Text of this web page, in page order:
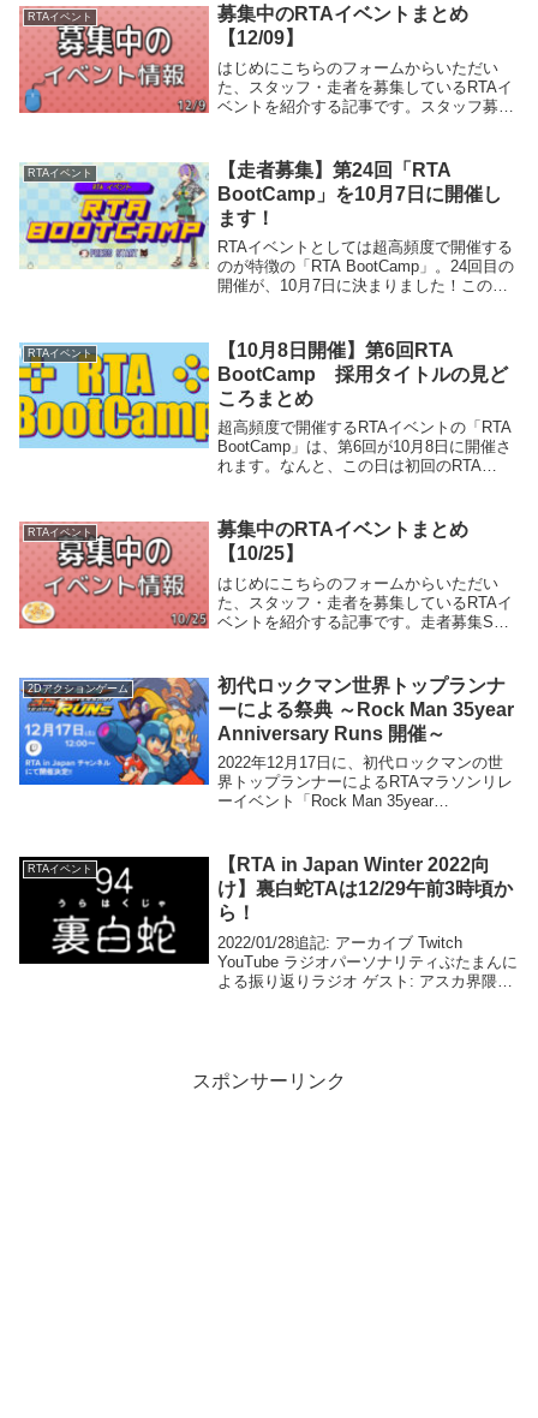
RTAイベント
募集中のRTAイベントまとめ
【12/09】
はじめにこちらのフォームからいただい
た、スタッフ・走者を募集しているRTAイ
ベントを紹介する記事です。スタッフ募集
称:不思議RTAフェス、不思議フェス)は
「不...
RTAイベント
【走者募集】第24回「RTA
BootCamp」を10月7日に開催し
ます！
RTAイベントとしては超高頻度で開催する
のが特徴の「RTA BootCamp」。24回目の
開催が、10月7日に決まりました！このペ
法などを紹介します。RT...
RTAイベント
【10月8日開催】第6回RTA
BootCamp 採用タイトルの見ど
ころまとめ
超高頻度で開催するRTAイベントの「RTA
BootCamp」は、第6回が10月8日に開催さ
れます。なんと、この日は初回のRTA
記事では、採用された全5タ...
RTAイベント
募集中のRTAイベントまとめ
【10/25】
はじめにこちらのフォームからいただい
た、スタッフ・走者を募集しているRTAイ
ベントを紹介する記事です。走者募集SFC
風来のシレンの4ダンジョンをTAで...
2Dアクションゲーム
初代ロックマン世界トップランナ
ーによる祭典 ～Rock Man 35year
Anniversary Runs 開催～
2022年12月17日に、初代ロックマンの世
界トップランナーによるRTAマラソンリレ
ーイベント「Rock Man 35year
2022年は35周年...
RTAイベント
【RTA in Japan Winter 2022向
け】裏白蛇TAは12/29午前3時頃か
ら！
2022/01/28追記: アーカイブ Twitch
YouTube ラジオパーソナリティぶたまんに
よる振り返りラジオ ゲスト: アスカ界隈の
スポンサーリンク